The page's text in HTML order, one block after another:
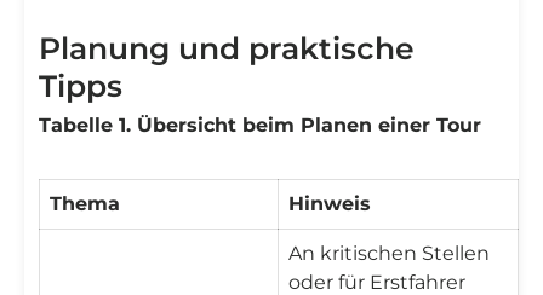
Planung und praktische
Tipps
Tabelle 1. Übersicht beim Planen einer Tour
Thema Hinweis
An kritischen Stellen
oder für Erstfahrer